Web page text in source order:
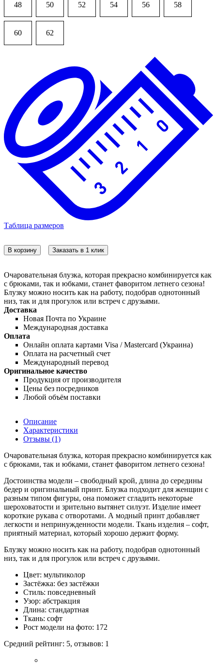
48 50 52 54 56 58
60 62
Таблица размеров
В корзину Заказать в 1 клик
Очаровательная блузка, которая прекрасно комбинируется как
с брюками, так и юбками, станет фаворитом летнего сезона!
Блузку можно носить как на работу, подобрав однотонный
низ, так и для прогулок или встреч с друзьями.
Доставка
Новая Почта по Украине
Международная доставка
Оплата
Онлайн оплата картами Visa / Mastercard (Украина)
Оплата на расчетный счет
Международный перевод
Оригинальное качество
Продукция от производителя
Цены без посредников
Любой объём поставки
Описание
Характеристики
Отзывы (1)
Очаровательная блузка, которая прекрасно комбинируется как
с брюками, так и юбками, станет фаворитом летнего сезона!
Достоинства модели – свободный крой, длина до середины
бедер и оригинальный принт. Блузка подходит для женщин с
разным типом фигуры, она поможет сгладить некоторые
шероховатости и зрительно вытянет силуэт. Изделие имеет
короткие рукава с отворотами. А модный принт добавляет
легкости и непринужденности модели. Ткань изделия – софт,
приятный материал, который хорошо держит форму.
Блузку можно носить как на работу, подобрав однотонный
низ, так и для прогулок или встреч с друзьями.
Цвет: мультиколор
Застёжка: без застёжки
Стиль: повседневный
Узор: абстракция
Длина: стандартная
Ткань: софт
Рост модели на фото: 172
Средний рейтинг: 5, отзывов: 1